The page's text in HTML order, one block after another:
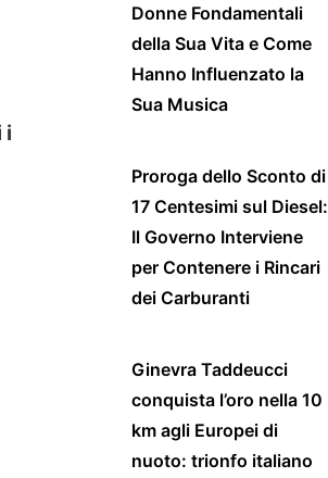
i
Donne Fondamentali
della Sua Vita e Come
Hanno Influenzato la
Sua Musica
Proroga dello Sconto di
17 Centesimi sul Diesel:
Il Governo Interviene
per Contenere i Rincari
dei Carburanti
Ginevra Taddeucci
conquista l’oro nella 10
km agli Europei di
nuoto: trionfo italiano